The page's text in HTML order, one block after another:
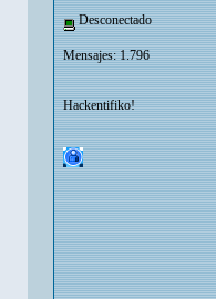
Desconectado
Mensajes: 1.796
Hackentifiko!